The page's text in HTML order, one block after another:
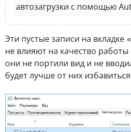
автозагрузки с помощью
Эти пустые записи на вкладке
не влияют на качество
они не портили вид и не
будет лучше от них